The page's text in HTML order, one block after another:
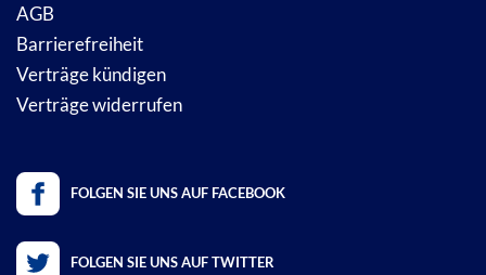
AGB
Barrierefreiheit
Verträge kündigen
Verträge widerrufen
FOLGEN SIE UNS AUF FACEBOOK
FOLGEN SIE UNS AUF TWITTER